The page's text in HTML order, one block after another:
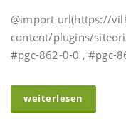
@import url(https://
content/plugins/
#pgc-862-0-0 , #pgc-
weiterlesen